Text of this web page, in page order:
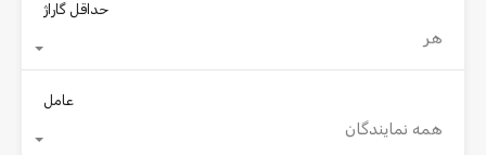
حداقل گاراژ
هر
عامل
همه نمایندگان